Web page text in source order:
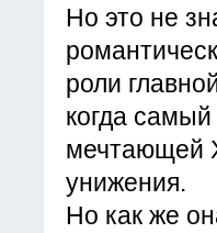
Но это не
роли
когда
мечтающей
унижения.
Но как же